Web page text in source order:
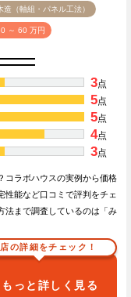
造（軸組・パネル工法）
～ 60 万円
3点
5点
5点
4点
3点
コラボハウスの実例から価格
性能など口コミで評判をチェ
法まで調査しているのは「み
の詳細をチェック！
もっと詳しく見る